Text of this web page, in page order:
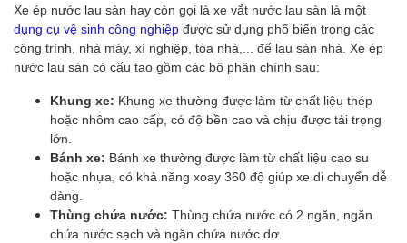
Xe ép nước lau sàn hay còn gọi là xe vắt nước lau sàn là một
dụng cụ vệ sinh công nghiệp được sử dụng phổ biến trong các
công trình, nhà máy, xí nghiệp, tòa nhà,... để lau sàn nhà. Xe ép
nước lau sàn có cấu tạo gồm các bộ phận chính sau:
Khung xe: Khung xe thường được làm từ chất liệu thép
hoặc nhôm cao cấp, có độ bền cao và chịu được tải trọng
lớn.
Bánh xe: Bánh xe thường được làm từ chất liệu cao su
hoặc nhựa, có khả năng xoay 360 độ giúp xe di chuyển dễ
dàng.
Thùng chứa nước: Thùng chứa nước có 2 ngăn, ngăn
chứa nước sạch và ngăn chứa nước dơ.